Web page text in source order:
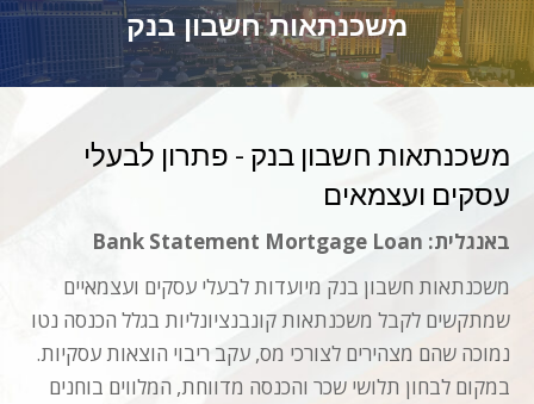
משכנתאות חשבון בנק
משכנתאות חשבון בנק - פתרון לבעלי
עסקים ועצמאים
באנגלית: Bank Statement Mortgage Loan
משכנתאות חשבון בנק מיועדות לבעלי עסקים ועצמאיים
שמתקשים לקבל משכנתאות קונבנציונליות בגלל הכנסה נטו
נמוכה שהם מצהירים לצורכי מס, עקב ריבוי הוצאות עסקיות.
במקום לבחון תלושי שכר והכנסה מדווחת, המלווים בוחנים